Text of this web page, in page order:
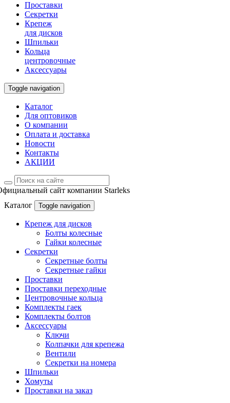
Проставки
Секретки
Крепеж
для дисков
Шпильки
Кольца
центровочные
Аксессуары
Toggle navigation
Каталог
Для оптовиков
О компании
Оплата и доставка
Новости
Контакты
АКЦИИ
сайт компании Starleks
Каталог
Toggle navigation
Крепеж для дисков
Болты колесные
Гайки колесные
Секретки
Секретные болты
Секретные гайки
Проставки
Проставки переходные
Центровочные кольца
Комплекты гаек
Комплекты болтов
Аксессуары
Ключи
Колпачки для крепежа
Вентили
Секретки на номера
Шпильки
Хомуты
Проставки на заказ